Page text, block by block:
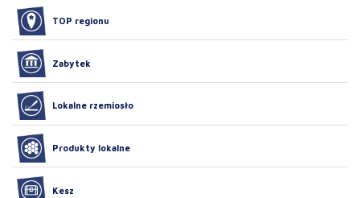
TOP regionu
Zabytek
Lokalne rzemiosło
Produkty lokalne
Kesz